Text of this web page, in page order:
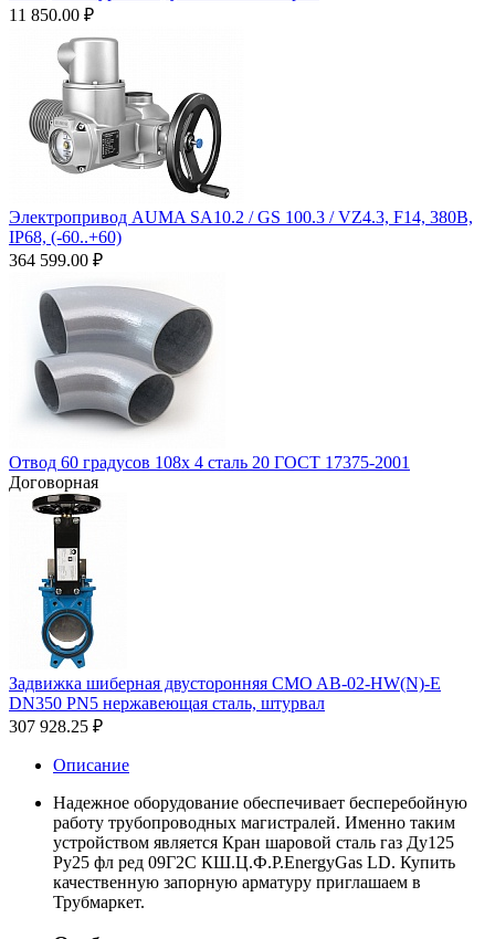
11 850.00 ₽
Электропривод AUMA SA10.2 / GS 100.3 / VZ4.3, F14, 380В,
IP68, (-60..+60)
364 599.00 ₽
Отвод 60 градусов 108х 4 сталь 20 ГОСТ 17375-2001
Договорная
Задвижка шиберная двусторонняя CMO AB-02-HW(N)-E
DN350 PN5 нержавеющая сталь, штурвал
307 928.25 ₽
Описание
Надежное оборудование обеспечивает бесперебойную
работу трубопроводных магистралей. Именно таким
устройством является Кран шаровой сталь газ Ду125
Ру25 фл ред 09Г2С КШ.Ц.Ф.Р.EnergyGas LD. Купить
качественную запорную арматуру приглашаем в
Трубмаркет.